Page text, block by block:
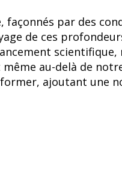
façonnés par des
de ces
scientifique,
au-delà de
ajoutant une